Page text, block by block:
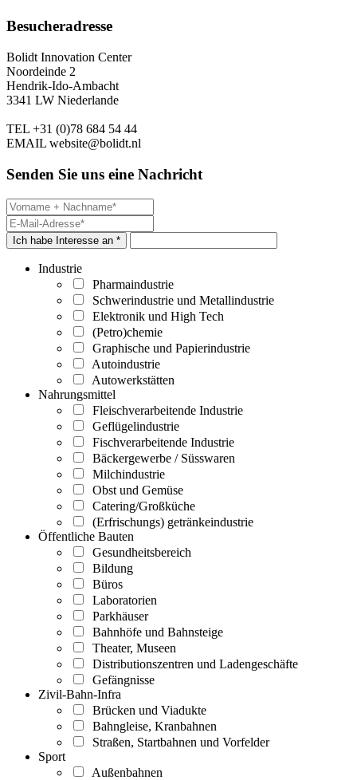
Besucheradresse
Bolidt Innovation Center
Noordeinde 2
Hendrik-Ido-Ambacht
3341 LW Niederlande
TEL +31 (0)78 684 54 44
EMAIL website@bolidt.nl
Senden Sie uns eine Nachricht
Ich habe Interesse an *
Industrie
Pharmaindustrie
Schwerindustrie und Metallindustrie
Elektronik und High Tech
(Petro)chemie
Graphische und Papierindustrie
Autoindustrie
Autowerkstätten
Nahrungsmittel
Fleischverarbeitende Industrie
Geflügelindustrie
Fischverarbeitende Industrie
Bäckergewerbe / Süsswaren
Milchindustrie
Obst und Gemüse
Catering/Großküche
(Erfrischungs) getränkeindustrie
Öffentliche Bauten
Gesundheitsbereich
Bildung
Büros
Laboratorien
Parkhäuser
Bahnhöfe und Bahnsteige
Theater, Museen
Distributionszentren und Ladengeschäfte
Gefängnisse
Zivil-Bahn-Infra
Brücken und Viadukte
Bahngleise, Kranbahnen
Straßen, Startbahnen und Vorfelder
Sport
Außenbahnen